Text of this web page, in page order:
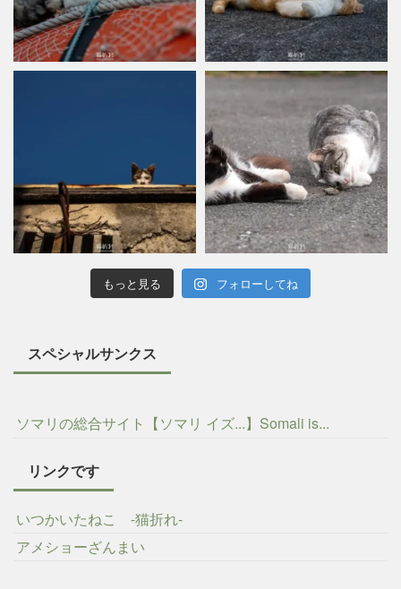
もっと見る フォローしてね
スペシャルサンクス
ソマリの総合サイト【ソマリ イズ...】Somali is...
リンクです
いつかいたねこ -猫折れ-
アメショーざんまい